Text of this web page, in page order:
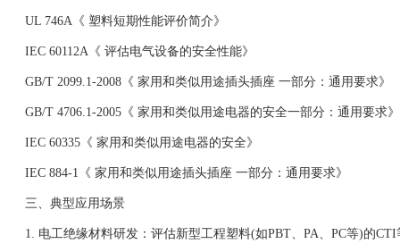
UL 746A《 塑料短期性能评价简介》
IEC 60112A《 评估电气设备的安全性能》
GB/T 2099.1-2008《 家用和类似用途插头插座 一部分：通用要求》
GB/T 4706.1-2005《 家用和类似用途电器的安全一部分：通用要求》
IEC 60335《 家用和类似用途电器的安全》
IEC 884-1《 家用和类似用途插头插座 一部分：通用要求》
三、典型应用场景
1. 电工绝缘材料研发：评估新型工程塑料(如PBT、PA、PC等)的CTI